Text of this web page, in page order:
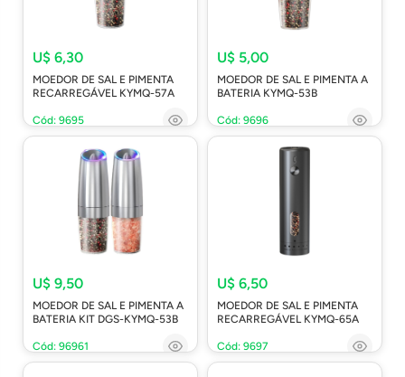
U$ 6,30
MOEDOR DE SAL E PIMENTA
RECARREGÁVEL KYMQ-57A
Cód: 9695
U$ 5,00
MOEDOR DE SAL E PIMENTA A
BATERIA KYMQ-53B
Cód: 9696
U$ 9,50
MOEDOR DE SAL E PIMENTA A
BATERIA KIT DGS-KYMQ-53B
Cód: 96961
U$ 6,50
MOEDOR DE SAL E PIMENTA
RECARREGÁVEL KYMQ-65A
Cód: 9697